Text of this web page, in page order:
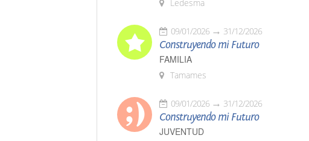
Ledesma
09/01/2026 31/12/2026
Construyendo mi Futuro
FAMILIA
Tamames
09/01/2026 31/12/2026
Construyendo mi Futuro
JUVENTUD